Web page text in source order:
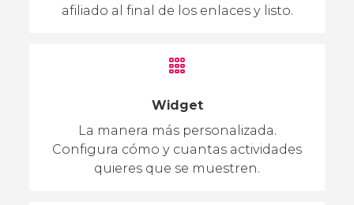
afiliado al final de los enlaces y listo.
Widget
La manera más personalizada.
Configura cómo y cuantas actividades
quieres que se muestren.